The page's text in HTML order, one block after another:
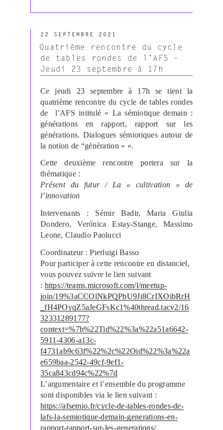
ouvrage
Fontanille
« Ensemble »
(2021) »
PUBLIÉ
LE
22 SEPTEMBRE 2021
Quatrième rencontre du cycle
de tables rondes de l’AFS –
Jeudi 23 septembre à 17h
Ce jeudi 23 septembre à 17h se tient la
quatrième rencontre du cycle de tables rondes
de l’AFS intitulé « La sémiotique demain :
générations en rapport, rapport sur les
générations. Dialogues sémiotiques autour de
la notion de “génération » ».
Cette deuxième rencontre portera sur la
thématique :
Présent du futur / La « cultivation » de
l’innovation
Intervenants : Sémir Badir, Maria Giulia
Dondero, Verónica Estay-Stange, Massimo
Leone, Claudio Paolucci
Coordinateur : Pierluigi Basso
Pour participer à cette rencontre en distanciel,
vous pouvez suivre le lien suivant
: https://teams.microsoft.com/l/meetup-
join/19%3aCCOlNkPQPbU9Ji8CrIXOibRrH
_fH4POyqZ5aJeGFsKc1%40thread.tacv2/16
32331289177?
context=%7b%22Tid%22%3a%22a51a6642-
5911-4306-a13c-
f4731ab9c63f%22%2c%22Oid%22%3a%22a
e659baa-2542-49cf-9ef1-
35ca843cd94c%22%7d
L’argumentaire et l’ensemble du programme
sont disponibles via le lien suivant :
https://afsemio.fr/cycle-de-tables-rondes-de-
lafs-la-semiotique-demain-generations-en-
rapport-rapport-sur-les-generations/